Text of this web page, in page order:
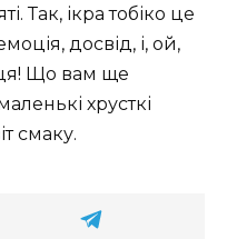
Так, ікра тобіко це
досвід, і, ой,
Що вам ще
хрусткі
смаку.